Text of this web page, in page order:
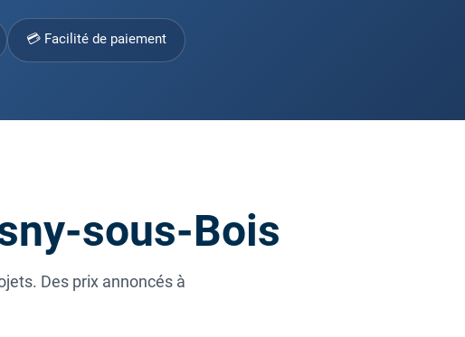
💳 Facilité de paiement
sous-Bois
Des prix annoncés à